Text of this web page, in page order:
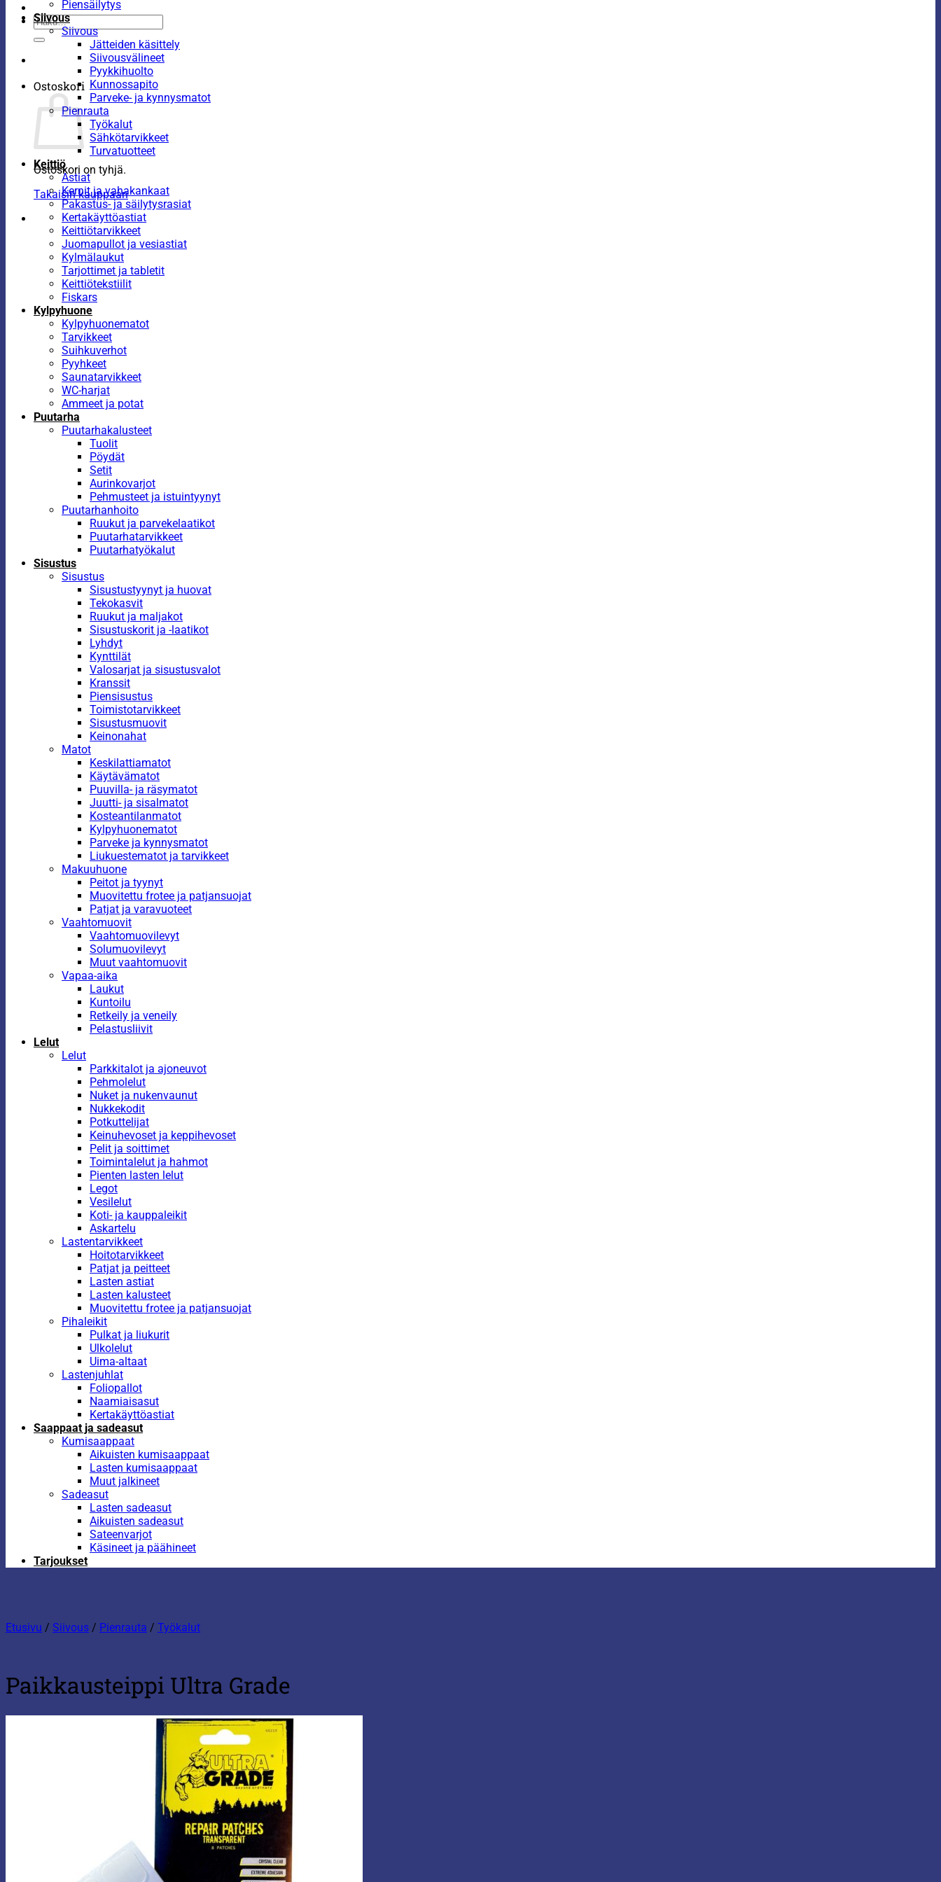
Etsi:
Ostoskori
Ostoskori on tyhjä.
Takaisin kauppaan
Piensäilytys
Siivous
Siivous
Jätteiden käsittely
Siivousvälineet
Pyykkihuolto
Kunnossapito
Parveke- ja kynnysmatot
Pienrauta
Työkalut
Sähkötarvikkeet
Turvatuotteet
Keittiö
Astiat
Kernit ja vahakankaat
Pakastus- ja säilytysrasiat
Kertakäyttöastiat
Keittiötarvikkeet
Juomapullot ja vesiastiat
Kylmälaukut
Tarjottimet ja tabletit
Keittiötekstiilit
Fiskars
Kylpyhuone
Kylpyhuonematot
Tarvikkeet
Suihkuverhot
Pyyhkeet
Saunatarvikkeet
WC-harjat
Ammeet ja potat
Puutarha
Puutarhakalusteet
Tuolit
Pöydät
Setit
Aurinkovarjot
Pehmusteet ja istuintyynyt
Puutarhanhoito
Ruukut ja parvekelaatikot
Puutarhatarvikkeet
Puutarhatyökalut
Sisustus
Sisustus
Sisustustyynyt ja huovat
Tekokasvit
Ruukut ja maljakot
Sisustuskorit ja -laatikot
Lyhdyt
Kynttilät
Valosarjat ja sisustusvalot
Kranssit
Piensisustus
Toimistotarvikkeet
Sisustusmuovit
Keinonahat
Matot
Keskilattiamatot
Käytävämatot
Puuvilla- ja räsymatot
Juutti- ja sisalmatot
Kosteantilanmatot
Kylpyhuonematot
Parveke ja kynnysmatot
Liukuestematot ja tarvikkeet
Makuuhuone
Peitot ja tyynyt
Muovitettu frotee ja patjansuojat
Patjat ja varavuoteet
Vaahtomuovit
Vaahtomuovilevyt
Solumuovilevyt
Muut vaahtomuovit
Vapaa-aika
Laukut
Kuntoilu
Retkeily ja veneily
Pelastusliivit
Lelut
Lelut
Parkkitalot ja ajoneuvot
Pehmolelut
Nuket ja nukenvaunut
Nukkekodit
Potkuttelijat
Keinuhevoset ja keppihevoset
Pelit ja soittimet
Toimintalelut ja hahmot
Pienten lasten lelut
Legot
Vesilelut
Koti- ja kauppaleikit
Askartelu
Lastentarvikkeet
Hoitotarvikkeet
Patjat ja peitteet
Lasten astiat
Lasten kalusteet
Muovitettu frotee ja patjansuojat
Pihaleikit
Pulkat ja liukurit
Ulkolelut
Uima-altaat
Lastenjuhlat
Foliopallot
Naamiaisasut
Kertakäyttöastiat
Saappaat ja sadeasut
Kumisaappaat
Aikuisten kumisaappaat
Lasten kumisaappaat
Muut jalkineet
Sadeasut
Lasten sadeasut
Aikuisten sadeasut
Sateenvarjot
Käsineet ja päähineet
Tarjoukset
Etusivu / Siivous / Pienrauta / Työkalut
Paikkausteippi Ultra Grade